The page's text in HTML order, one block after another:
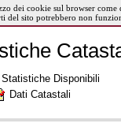
Statistiche Disponibili
Dati Catastali
dei cookie sul browser
del sito potrebbero non